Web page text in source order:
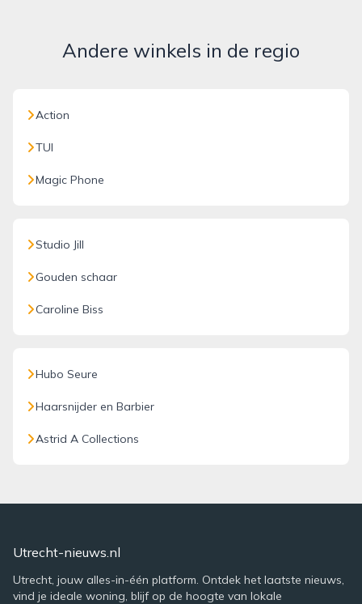
Andere winkels in de regio
Action
TUI
Magic Phone
Studio Jill
Gouden schaar
Caroline Biss
Hubo Seure
Haarsnijder en Barbier
Astrid A Collections
Utrecht-nieuws.nl
Utrecht, jouw alles-in-één platform. Ontdek het laatste nieuws,
vind je ideale woning, blijf op de hoogte van lokale